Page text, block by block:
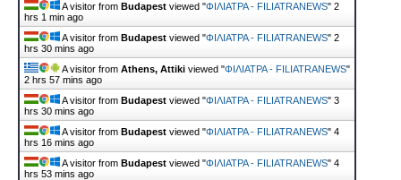
A visitor from Budapest viewed "ΦΙΛΙΑΤΡΑ - FILIATRANEWS" 2
hrs 1 min ago
A visitor from Budapest viewed "ΦΙΛΙΑΤΡΑ - FILIATRANEWS" 2
hrs 30 mins ago
A visitor from Athens, Attiki viewed "ΦΙΛΙΑΤΡΑ - FILIATRANEWS"
2 hrs 57 mins ago
A visitor from Budapest viewed "ΦΙΛΙΑΤΡΑ - FILIATRANEWS" 3
hrs 30 mins ago
A visitor from Budapest viewed "ΦΙΛΙΑΤΡΑ - FILIATRANEWS" 4
hrs 16 mins ago
A visitor from Budapest viewed "ΦΙΛΙΑΤΡΑ - FILIATRANEWS" 4
hrs 53 mins ago